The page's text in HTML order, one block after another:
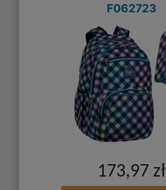
F062723
173,97 zł